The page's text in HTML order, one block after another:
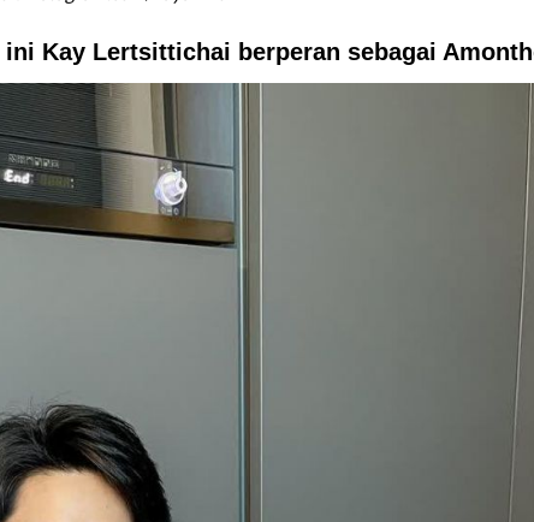
ini Kay Lertsittichai berperan sebagai